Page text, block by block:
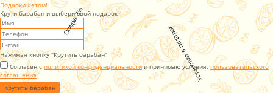
Скидка 3%
Установка в подарок
Подарки летом!
Крути барабан и выбери свой подарок
Нажимая кнопку "Крутить барабан"
Согласен с политикой конфиденциальностии принимаю условия. пользовательского
соглашения
Крутить барабан